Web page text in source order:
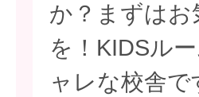
か？まずはお
を！KIDSル
ャレな校舎で